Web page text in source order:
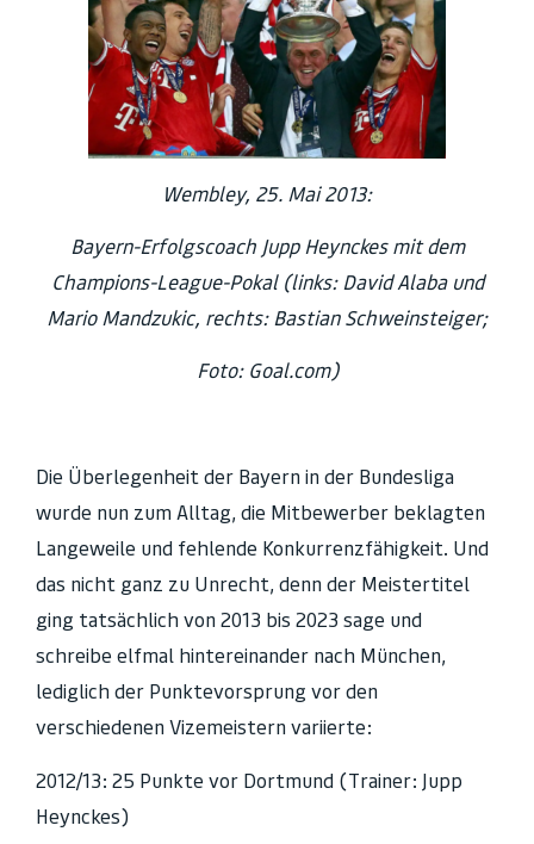
Wembley, 25. Mai 2013:
Bayern-Erfolgscoach Jupp Heynckes mit dem
Champions-League-Pokal (links: David Alaba und
Mario Mandzukic, rechts: Bastian Schweinsteiger;
Foto: Goal.com)
Die Überlegenheit der Bayern in der Bundesliga
wurde nun zum Alltag, die Mitbewerber beklagten
Langeweile und fehlende Konkurrenzfähigkeit. Und
das nicht ganz zu Unrecht, denn der Meistertitel
ging tatsächlich von 2013 bis 2023 sage und
schreibe elfmal hintereinander nach München,
lediglich der Punktevorsprung vor den
verschiedenen Vizemeistern variierte:
2012/13: 25 Punkte vor Dortmund (Trainer: Jupp
Heynckes)